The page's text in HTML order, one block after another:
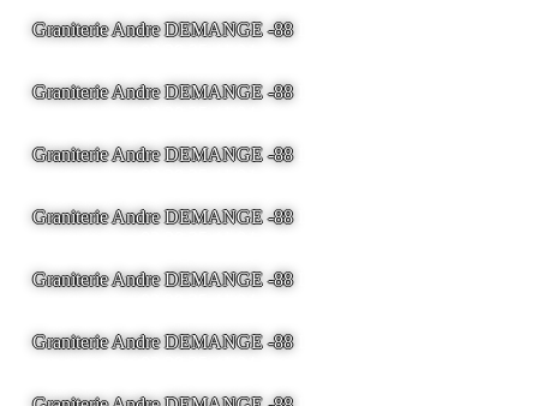
Graniterie Andre DEMANGE -88
Graniterie Andre DEMANGE -88
Graniterie Andre DEMANGE -88
Graniterie Andre DEMANGE -88
Graniterie Andre DEMANGE -88
Graniterie Andre DEMANGE -88